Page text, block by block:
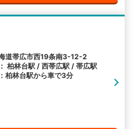
道帯広市西19条南3-12-2
柏林台駅 / 西帯広駅 / 帯広駅
柏林台駅から車で3分